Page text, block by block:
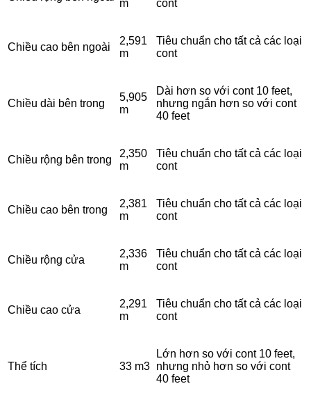
m cont
Chiều cao bên ngoài
2,591
m
Tiêu chuẩn cho tất cả các loại
cont
Chiều dài bên trong
5,905
m
Dài hơn so với cont 10 feet,
nhưng ngắn hơn so với cont
40 feet
Chiều rộng bên trong
2,350
m
Tiêu chuẩn cho tất cả các loại
cont
Chiều cao bên trong
2,381
m
Tiêu chuẩn cho tất cả các loại
cont
Chiều rộng cửa
2,336
m
Tiêu chuẩn cho tất cả các loại
cont
Chiều cao cửa
2,291
m
Tiêu chuẩn cho tất cả các loại
cont
Thể tích 33 m3
Lớn hơn so với cont 10 feet,
nhưng nhỏ hơn so với cont
40 feet